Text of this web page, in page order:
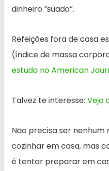
dinheiro “suado”.
Refeições fora de casa
(índice de massa
estudo no American
Talvez te interesse: Veja
Não precisa ser
cozinhar em casa, mas
é tentar preparar em